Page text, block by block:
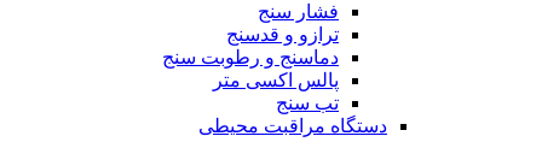
فشار سنج
ترازو و قدسنج
دماسنج و رطوبت سنج
پالس اکسی متر
تب سنج
دستگاه مراقبت محیطی